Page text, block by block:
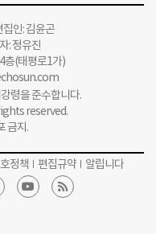
인: 김윤곤
: 정유진
층(태평로1가)
령을 준수합니다.
reserved.
금지.
정책 편집규약 알립니다